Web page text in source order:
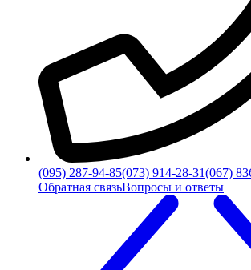
(095) 287-94-85(073) 914-28-31(067)
Обратная связьВопросы и ответы